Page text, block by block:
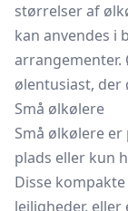
størrelser af
kan anvendes i
ølentusiast, der
Små ølkølere
Små ølkølere
plads eller kun
Disse
lejligheder,